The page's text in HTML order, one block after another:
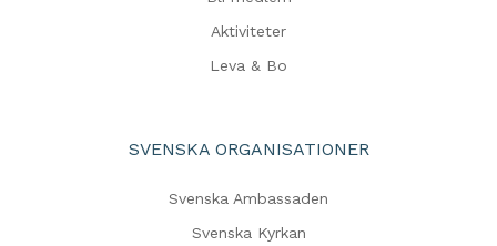
Aktiviteter
Leva & Bo
SVENSKA ORGANISATIONER
Svenska Ambassaden
Svenska Kyrkan